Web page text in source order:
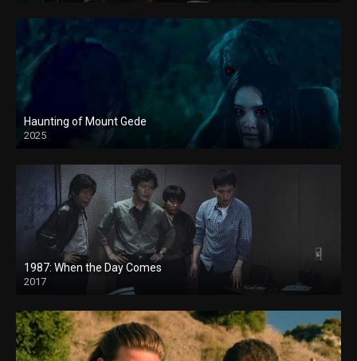
Haunting of Mount Gede
2025
1987: When the Day Comes
2017